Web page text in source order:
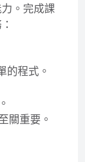
。完成課
的程式。
關重要。